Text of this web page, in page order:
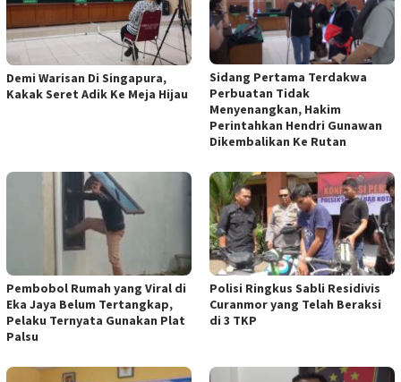
Demi Warisan Di Singapura,
Kakak Seret Adik Ke Meja Hijau
Sidang Pertama Terdakwa
Perbuatan Tidak
Menyenangkan, Hakim
Perintahkan Hendri Gunawan
Dikembalikan Ke Rutan
Pembobol Rumah yang Viral di
Eka Jaya Belum Tertangkap,
Pelaku Ternyata Gunakan Plat
Palsu
Polisi Ringkus Sabli Residivis
Curanmor yang Telah Beraksi
di 3 TKP